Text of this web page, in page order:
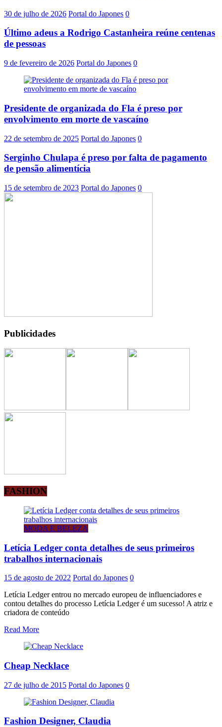
30 de julho de 2026 Portal do Japones 0
Último adeus a Rodrigo Castanheira reúne centenas
de pessoas
9 de fevereiro de 2026 Portal do Japones 0
Presidente de organizada do Fla é preso por
envolvimento em morte de vascaíno
22 de setembro de 2025 Portal do Japones 0
Serginho Chulapa é preso por falta de pagamento
de pensão alimentícia
15 de setembro de 2023 Portal do Japones 0
Publicidades
FASHION
MODA E BELEZA
Letícia Ledger conta detalhes de seus primeiros
trabalhos internacionais
15 de agosto de 2022 Portal do Japones 0
Letícia Ledger entrou no mercado europeu de influenciadores e
contou detalhes do processo Letícia Ledger é um sucesso! A atriz e
criadora de conteúdo
Read More
Cheap Necklace
27 de julho de 2015 Portal do Japones 0
Fashion Designer, Claudia